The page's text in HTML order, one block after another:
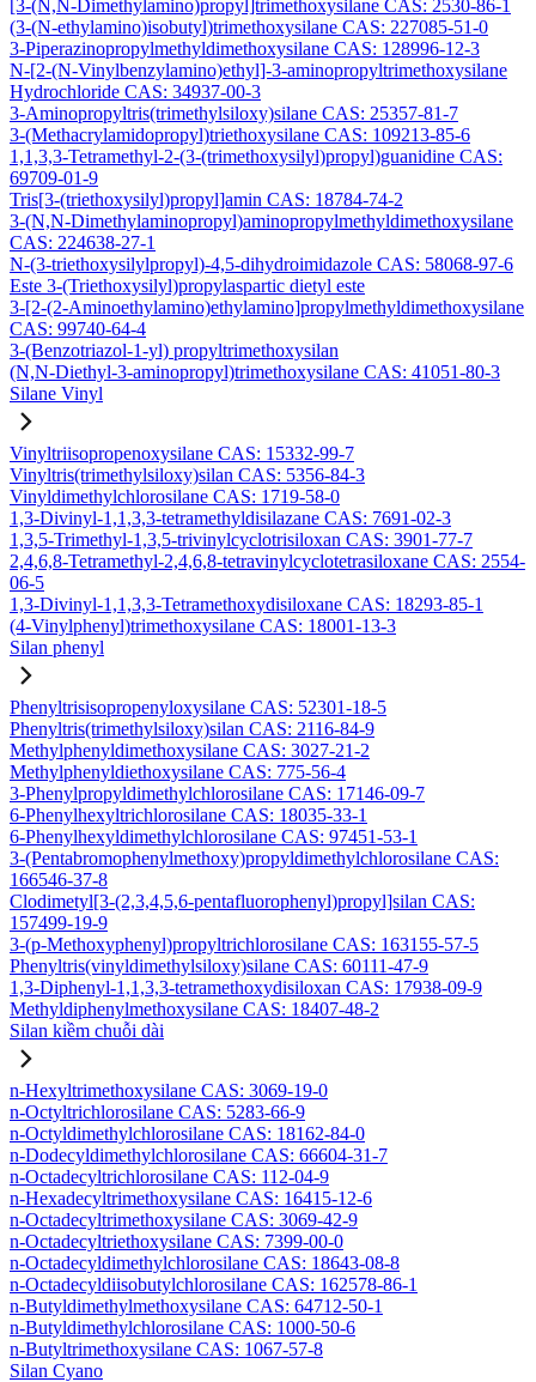
[3-(N,N-Dimethylamino)propyl]trimethoxysilane CAS: 2530-86-1
(3-(N-ethylamino)isobutyl)trimethoxysilane CAS: 227085-51-0
3-Piperazinopropylmethyldimethoxysilane CAS: 128996-12-3
N-[2-(N-Vinylbenzylamino)ethyl]-3-aminopropyltrimethoxysilane
Hydrochloride CAS: 34937-00-3
3-Aminopropyltris(trimethylsiloxy)silane CAS: 25357-81-7
3-(Methacrylamidopropyl)triethoxysilane CAS: 109213-85-6
1,1,3,3-Tetramethyl-2-(3-(trimethoxysilyl)propyl)guanidine CAS:
69709-01-9
Tris[3-(triethoxysilyl)propyl]amin CAS: 18784-74-2
3-(N,N-Dimethylaminopropyl)aminopropylmethyldimethoxysilane
CAS: 224638-27-1
N-(3-triethoxysilylpropyl)-4,5-dihydroimidazole CAS: 58068-97-6
Este 3-(Triethoxysilyl)propylaspartic dietyl este
3-[2-(2-Aminoethylamino)ethylamino]propylmethyldimethoxysilane
CAS: 99740-64-4
3-(Benzotriazol-1-yl) propyltrimethoxysilan
(N,N-Diethyl-3-aminopropyl)trimethoxysilane CAS: 41051-80-3
Silane Vinyl
Vinyltriisopropenoxysilane CAS: 15332-99-7
Vinyltris(trimethylsiloxy)silan CAS: 5356-84-3
Vinyldimethylchlorosilane CAS: 1719-58-0
1,3-Divinyl-1,1,3,3-tetramethyldisilazane CAS: 7691-02-3
1,3,5-Trimethyl-1,3,5-trivinylcyclotrisiloxan CAS: 3901-77-7
2,4,6,8-Tetramethyl-2,4,6,8-tetravinylcyclotetrasiloxane CAS: 2554-
06-5
1,3-Divinyl-1,1,3,3-Tetramethoxydisiloxane CAS: 18293-85-1
(4-Vinylphenyl)trimethoxysilane CAS: 18001-13-3
Silan phenyl
Phenyltrisisopropenyloxysilane CAS: 52301-18-5
Phenyltris(trimethylsiloxy)silan CAS: 2116-84-9
Methylphenyldimethoxysilane CAS: 3027-21-2
Methylphenyldiethoxysilane CAS: 775-56-4
3-Phenylpropyldimethylchlorosilane CAS: 17146-09-7
6-Phenylhexyltrichlorosilane CAS: 18035-33-1
6-Phenylhexyldimethylchlorosilane CAS: 97451-53-1
3-(Pentabromophenylmethoxy)propyldimethylchlorosilane CAS:
166546-37-8
Clodimetyl[3-(2,3,4,5,6-pentafluorophenyl)propyl]silan CAS:
157499-19-9
3-(p-Methoxyphenyl)propyltrichlorosilane CAS: 163155-57-5
Phenyltris(vinyldimethylsiloxy)silane CAS: 60111-47-9
1,3-Diphenyl-1,1,3,3-tetramethoxydisiloxan CAS: 17938-09-9
Methyldiphenylmethoxysilane CAS: 18407-48-2
Silan kiềm chuỗi dài
n-Hexyltrimethoxysilane CAS: 3069-19-0
n-Octyltrichlorosilane CAS: 5283-66-9
n-Octyldimethylchlorosilane CAS: 18162-84-0
n-Dodecyldimethylchlorosilane CAS: 66604-31-7
n-Octadecyltrichlorosilane CAS: 112-04-9
n-Hexadecyltrimethoxysilane CAS: 16415-12-6
n-Octadecyltrimethoxysilane CAS: 3069-42-9
n-Octadecyltriethoxysilane CAS: 7399-00-0
n-Octadecyldimethylchlorosilane CAS: 18643-08-8
n-Octadecyldiisobutylchlorosilane CAS: 162578-86-1
n-Butyldimethylmethoxysilane CAS: 64712-50-1
n-Butyldimethylchlorosilane CAS: 1000-50-6
n-Butyltrimethoxysilane CAS: 1067-57-8
Silan Cyano